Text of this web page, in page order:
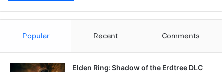
Popular Recent Comments
Elden Ring: Shadow of the Erdtree DLC